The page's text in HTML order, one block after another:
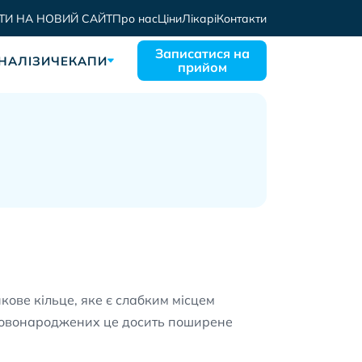
НА НОВИЙ САЙТПро насЦіниЛікаріКонтакти
ЧЕКАПИ
Записатися на
прийом
кільце, яке є слабким місцем
це досить поширене